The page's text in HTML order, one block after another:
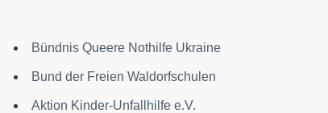
Bündnis Queere Nothilfe Ukraine
Bund der Freien Waldorfschulen
Aktion Kinder-Unfallhilfe e.V.